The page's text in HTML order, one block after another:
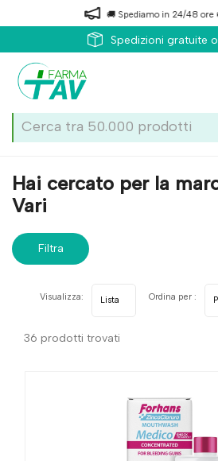
🚚 Spediamo in 24/48 ore 🚚
Spedizioni gratuite
Home Marche parafarmaci Forhans
Hai cercato per la
Vari
Filtra
36 prodotti trovati
Visualizza: Ordina per :